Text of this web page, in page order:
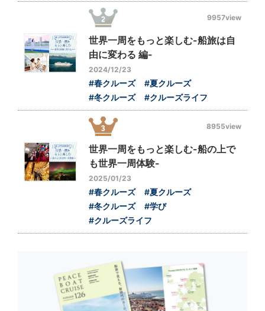
9957view
世界一周をもっと楽しむ-船旅は自
由に変わる 編-
2024/12/23
#春クルーズ
#夏クルーズ
#冬クルーズ
#クルーズライフ
8955view
世界一周をもっと楽しむ-船の上で
も世界一周体験-
2025/01/23
#春クルーズ
#夏クルーズ
#冬クルーズ
#学び
#クルーズライフ